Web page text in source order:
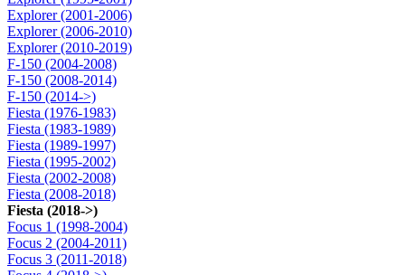
Explorer (2001-2006)
Explorer (2006-2010)
Explorer (2010-2019)
F-150 (2004-2008)
F-150 (2008-2014)
F-150 (2014->)
Fiesta (1976-1983)
Fiesta (1983-1989)
Fiesta (1989-1997)
Fiesta (1995-2002)
Fiesta (2002-2008)
Fiesta (2008-2018)
Fiesta (2018->)
Focus 1 (1998-2004)
Focus 2 (2004-2011)
Focus 3 (2011-2018)